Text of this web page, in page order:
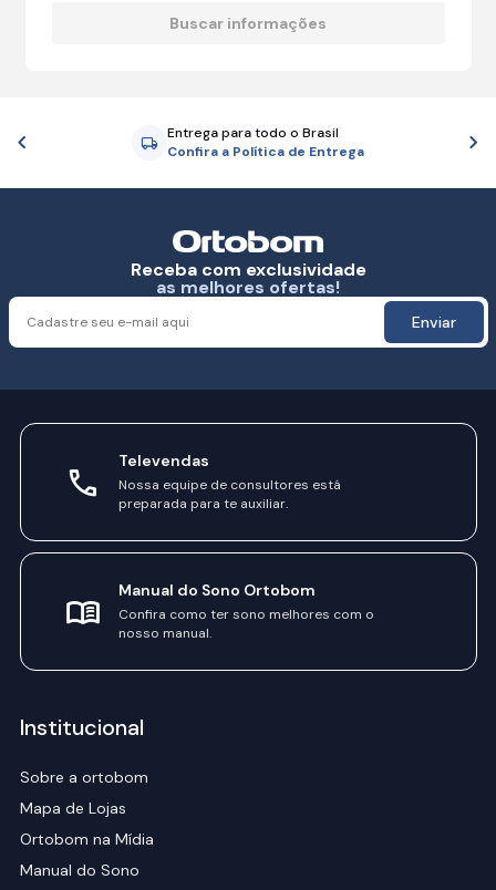
Entrega para todo o Brasil
Confira a Política de Entrega
Anterior
Receba com exclusividade
as melhores ofertas!
Enviar
Televendas
Nossa equipe de consultores está
preparada para te auxiliar.
Manual do Sono Ortobom
Confira como ter sono melhores com o
nosso manual.
Institucional
Sobre a ortobom
Mapa de Lojas
Ortobom na Mídia
Manual do Sono